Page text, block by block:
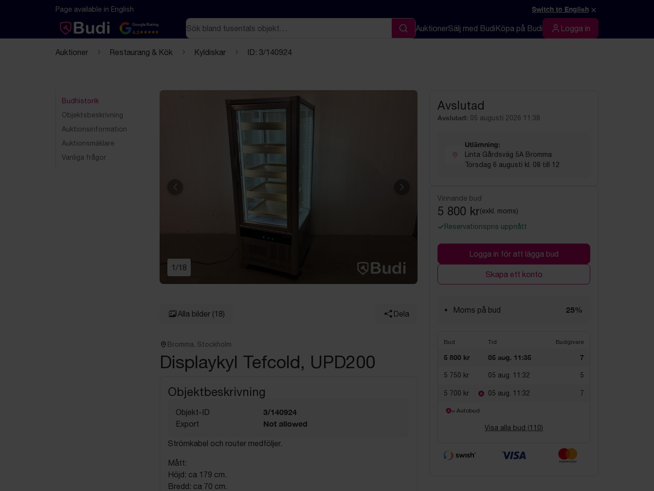
Hoppa till innehåll
Textbaserad (markdown) version av denna sida
Page available in English Switch to English ×
Google Rating
4.5
Sök
Sök
AuktionerSälj med BudiKöpa på Budi Logga in
Logga in
Auktioner Restaurang & Kök Kyldiskar ID: 3/140924
Budhistorik
Objektsbeskrivning
Auktionsinformation
Auktionsmäklare
Vanliga frågor
Föregående Nästa
1 /18
Alla bilder (18) Dela
Bromma, Stockholm
Displaykyl Tefcold, UPD200
Objektbeskrivning
Objekt-ID 3/140924
Export Not allowed
Strömkabel och router medföljer.
Mått:
Höjd: ca 179 cm.
Bredd: ca 70 cm.
Avslutad
Avslutad: 05 augusti 2026 11:38
Utlämning:
Linta Gårdsväg 5A Bromma
Torsdag 6 augusti kl. 08 till 12
Vinnande bud
5 800 kr(exkl. moms)
Reservationspris uppnått
Logga in för att lägga bud
Skapa ett konto
Moms på bud 25%
Bud Tid Budgivare
5 800 kr 05 aug. 11:35 7
5 750 kr 05 aug. 11:32 5
5 700 kr 05 aug. 11:32 7
= Autobud
Visa alla bud (110)